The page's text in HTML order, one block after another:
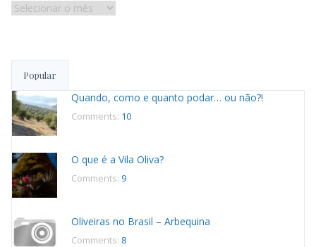
Histórico
Popular
Quando, como e quanto podar… ou não?!
Comments: 10
O que é a Vila Oliva?
Comments: 9
Oliveiras no Brasil – Arbequina
Comments: 8